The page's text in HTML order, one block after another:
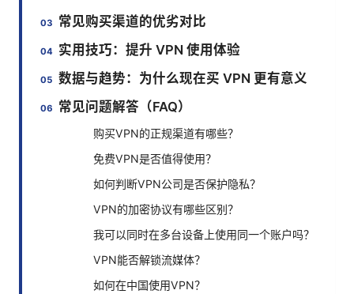
常见购买渠道的优劣对比
实用技巧：提升 VPN 使用体验
数据与趋势：为什么现在买 VPN 更有意义
常见问题解答（FAQ）
购买VPN的正规渠道有哪些？
免费VPN是否值得使用？
如何判断VPN公司是否保护隐私？
VPN的加密协议有哪些区别？
我可以同时在多台设备上使用同一个账户吗？
VPN能否解锁流媒体？
如何在中国使用VPN？